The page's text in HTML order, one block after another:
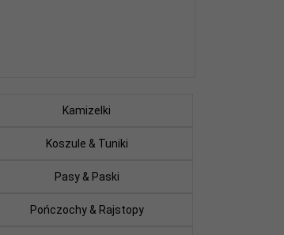
Kamizelki
Koszule & Tuniki
Pasy & Paski
Pończochy & Rajstopy